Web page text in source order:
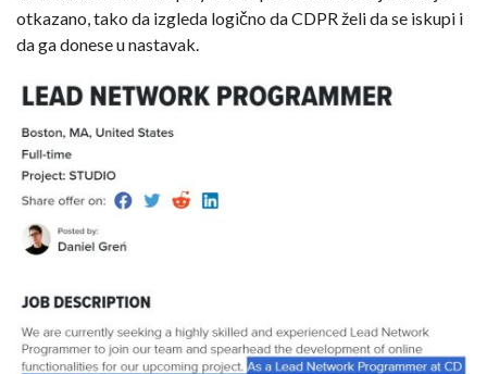
otkazano, tako da izgleda logično da CDPR želi da se iskupi i
da ga donese u nastavak.